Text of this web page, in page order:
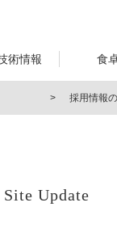
術情報 食
採用情報
Site Update